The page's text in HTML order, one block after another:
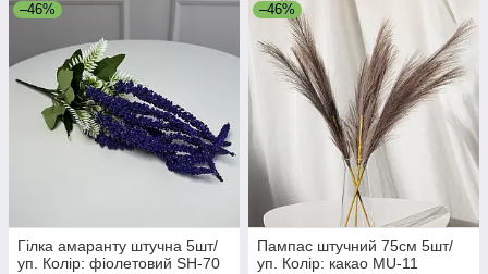
–46%
Гілка амаранту штучна 5шт/
уп. Колір: фіолетовий SH-70
–46%
Пампас штучний 75см 5шт/
уп. Колір: какао MU-11